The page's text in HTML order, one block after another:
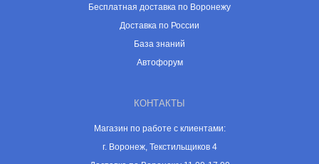
Бесплатная доставка по Воронежу
Доставка по России
База знаний
Автофорум
КОНТАКТЫ
Магазин по работе с клиентами:
г. Воронеж, Текстильщиков 4